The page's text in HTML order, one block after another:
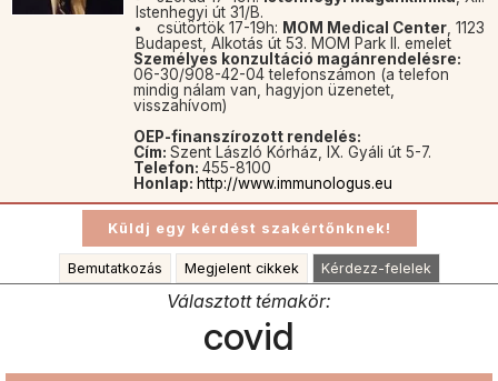
Istenhegyi út 31/B.
csütörtök 17-19h: MOM Medical Center, 1123
Budapest, Alkotás út 53. MOM Park II. emelet
Személyes konzultáció magánrendelésre:
06-30/908-42-04 telefonszámon (a telefon
mindig nálam van, hagyjon üzenetet,
visszahívom)
OEP-finanszírozott rendelés:
Cím: Szent László Kórház, IX. Gyáli út 5-7.
Telefon: 455-8100
Honlap: http://www.immunologus.eu
Bemutatkozás Megjelent cikkek Kérdezz-felelek
Választott témakör:
covid